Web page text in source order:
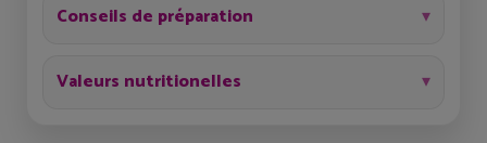
Conseils de préparation
Valeurs nutritionelles